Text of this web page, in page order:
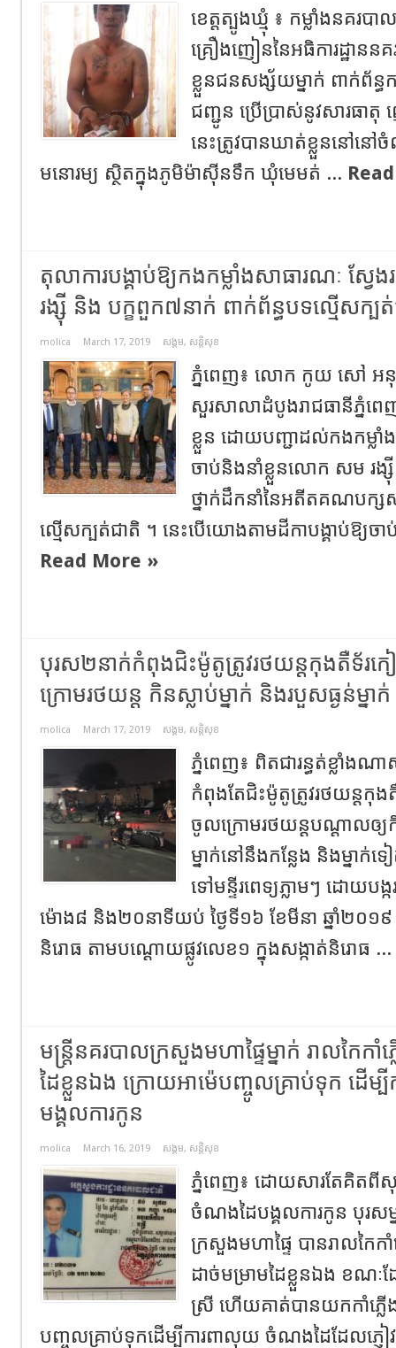
ខេត្តត្បូងឃ្មុំ ៖ កម្លាំងនគរប
គ្រឿងញៀននៃអធិការដ្ឋាន
ខ្លួនជនសង្ស័យម្នាក់ ពាក់ព័ន្
ជញ្ជូន ប្រើប្រាស់នូវសារធ
នេះត្រូវបានឃាត់ខ្លួននៅ
មនោរម្យ ស្ថិតក្នុងភូមិម៉ាស៊ីនទឹក ឃុំមេមត់ ...
តុលាការបង្គាប់ឱ្យកងកម្លាំងសាធារណៈ ស្វ
រង្ស៊ី និង បក្ខពួក៧នាក់ ពាក់ព័ន្ធបទល្មើសក្ប
molica March 17, 2019 សង្គម, សន្តិសុខ
ភ្នំពេញ៖ លោក កូយ សៅ អនុ
សួរសាលាដំបូងរាជធានីភ្នំពេ
ខ្លួន ដោយបញ្ជាដល់កងកម្លាំង
ចាប់និងនាំខ្លួនលោក សម រង្
ថ្នាក់ដឹកនាំនៃអតីតគណបក្សស
ល្មើសក្បត់ជាតិ ។ នេះបេីយោងតាមដីកាបង្គាប់ឱ្យច
Read More »
បុរស២នាក់កំពុងជិះម៉ូតូត្រូវរថយន្ដកុងតឺទ័រក
ក្រោមរថយន្ដ កិនស្លាប់ម្នាក់ និងរបួសធ្ងន់ម្នាក់
molica March 17, 2019 សង្គម, សន្តិសុខ
ភ្នំពេញ៖ ពិតជារន្ធត់ខ្លាំ
កំពុងតែជិះម៉ូតូត្រូវរថយន្ដកុង
ចូលក្រោមរថយន្ដបណ្ដាលឲ្យ
ម្នាក់នៅនឹងកន្លែង និងម្នាក់
ទៅមន្ទីរពេទ្យភ្លាមៗ ដោយបង្ក
ម៉ោង៨ និង២០នាទីយប់ ថ្ងៃទី១៦ ខែមីនា ឆ្នាំ២០១៩
និរោធ តាមបណ្ដោយផ្លូវលេខ១ ក្នុងសង្កាត់និរោធ ...
មន្ត្រី​នគរបាល​ក្រសួងមហាផ្ទៃម្នាក់ រាលកៃកាំភ្
ដៃខ្លួនឯង ក្រោយអាម៉េបញ្ចូលគ្រាប់ទុក ដើ
មង្គលការកូន
molica March 16, 2019 សង្គម, សន្តិសុខ
ភ្នំពេញ៖ ដោយសារតែគិតពី
ចំណងដៃបង្គលការកូន បុរសម្
ក្រសួងមហាផ្ទៃ បានរាលកៃកាំ
ដាច់មម្រាមដៃខ្លួនឯង ខណ
ស្រី ហើយគាត់បានយកកាំភ្លើ
បញ្ចូលគ្រាប់ទុកដើម្បីការពាលុយ ចំណងដៃដែលភ្ញៀវ